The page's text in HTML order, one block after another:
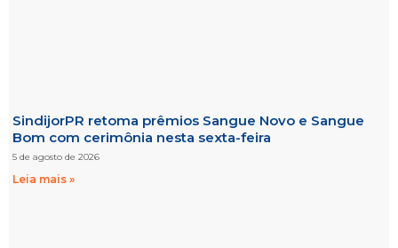
SindijorPR retoma prêmios Sangue Novo e Sangue
Bom com cerimônia nesta sexta-feira
5 de agosto de 2026
Leia mais »